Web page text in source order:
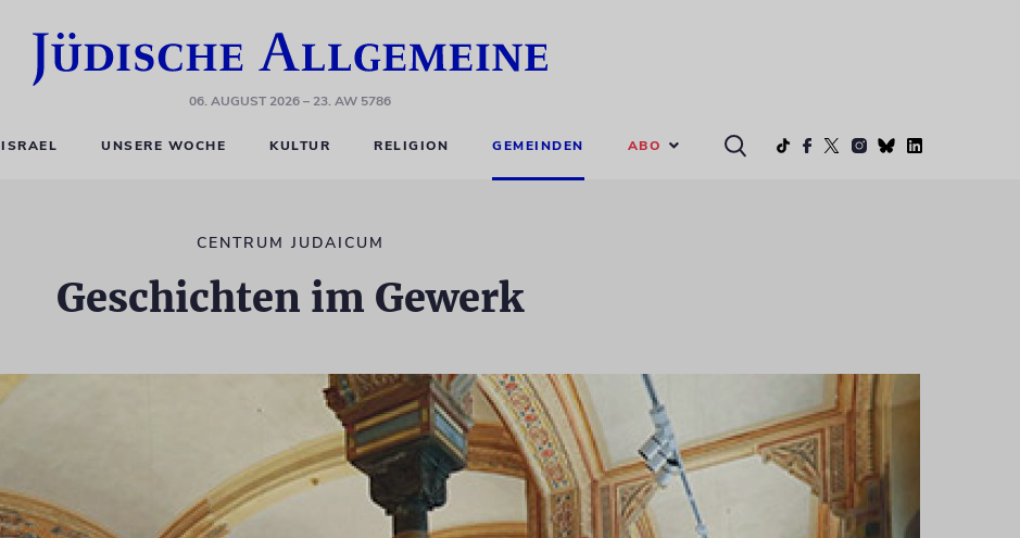
06. AUGUST 2026– 23. AW 5786
ISRAEL UNSERE WOCHE KULTUR RELIGION GEMEINDEN ABO
CENTRUM JUDAICUM
Geschichten im Gewerk